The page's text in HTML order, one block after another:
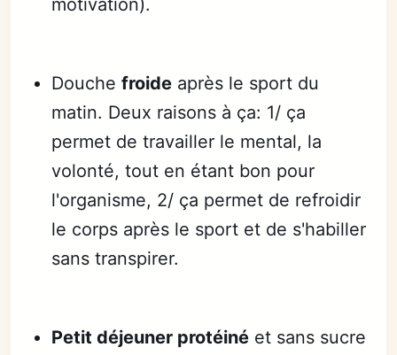
motivation).
Douchefroide après le sport du
matin. Deux raisons à ça: 1/ ça
permet de travailler le mental, la
volonté, tout en étant bon pour
l'organisme, 2/ ça permet de refroidir
le corps après le sport et de s'habiller
sans transpirer.
Petit déjeuner protéiné et sans sucre